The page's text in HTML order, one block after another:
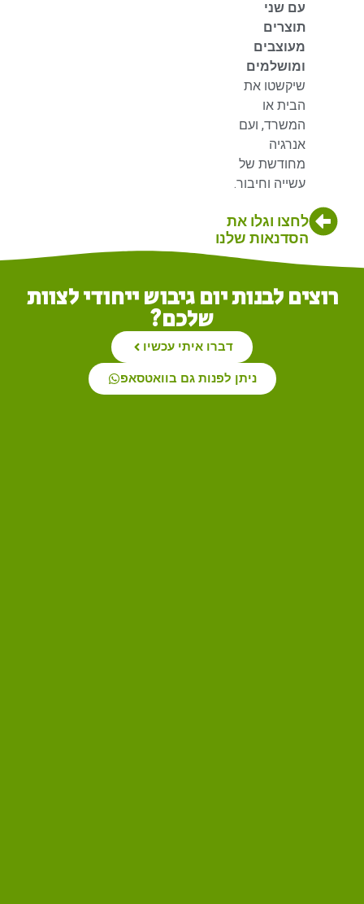
עם שני
תוצרים
מעוצבים
ומושלמים
שיקשטו את
הבית או
המשרד, ועם
אנרגיה
מחודשת של
עשייה וחיבור.
לחצו וגלו את
הסדנאות שלנו
רוצים לבנות יום גיבוש ייחודי לצוות
שלכם?
דברו איתי עכשיו
ניתן לפנות גם בוואטסאפ